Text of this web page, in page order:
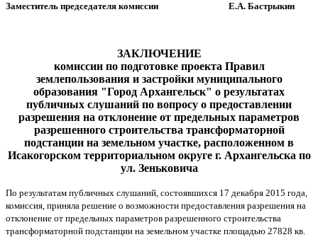
Заместитель председателя комиссии Е.А. Бастрыкин
ЗАКЛЮЧЕНИЕ
комиссии по подготовке проекта Правил
землепользования и застройки муниципального
образования "Город Архангельск" о результатах
публичных слушаний по вопросу о предоставлении
разрешения на отклонение от предельных параметров
разрешенного строительства трансформаторной
подстанции на земельном участке, расположенном в
Исакогорском территориальном округе г. Архангельска по
ул. Зеньковича
По результатам публичных слушаний, состоявшихся 17 декабря 2015 года,
комиссия, приняла решение о возможности предоставления разрешения на
отклонение от предельных параметров разрешенного строительства
трансформаторной подстанции на земельном участке площадью 27828 кв.